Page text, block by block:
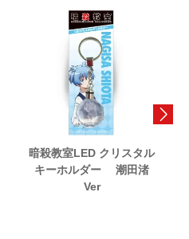
暗殺教室LED クリスタル
キーホルダー 潮田渚
Ver